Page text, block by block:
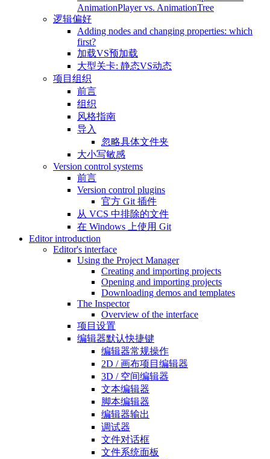
AnimationPlayer vs. AnimationTree
逻辑偏好
Adding nodes and changing properties: which
first?
加载VS预加载
大型关卡: 静态VS动态
项目组织
前言
组织
风格指南
导入
忽略具体文件夹
大小写敏感
Version control systems
前言
Version control plugins
官方 Git 插件
从 VCS 中排除的文件
在 Windows 上使用 Git
Editor introduction
Editor's interface
Using the Project Manager
Creating and importing projects
Opening and importing projects
Downloading demos and templates
The Inspector
Overview of the interface
项目设置
编辑器默认快捷键
编辑器常规操作
2D / 画布项目编辑器
3D / 空间编辑器
文本编辑器
脚本编辑器
编辑器输出
调试器
文件对话框
文件系统面板